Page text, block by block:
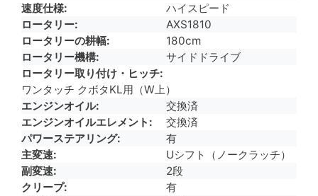
速度仕様
ハイスピード
ロータリー
AXS1810
ロータリーの耕幅
180cm
ロータリー機構
サイドドライブ
ロータリー取り付け・ヒッチ
ワンタッチ クボタKL用（W上）
エンジンオイル
交換済
エンジンオイルエレメント
交換済
パワーステアリング
有
主変速
Uシフト（ノークラッチ）
副変速
2段
クリープ
有